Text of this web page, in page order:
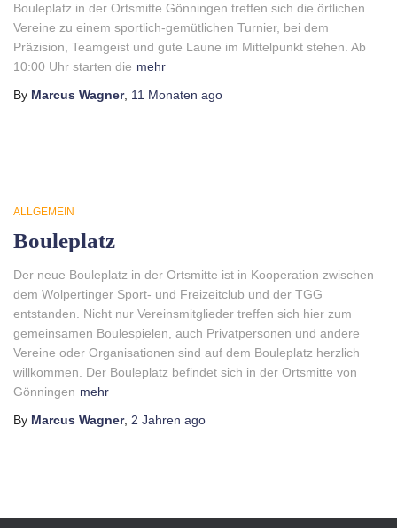
Bouleplatz in der Ortsmitte Gönningen treffen sich die örtlichen
Vereine zu einem sportlich-gemütlichen Turnier, bei dem
Präzision, Teamgeist und gute Laune im Mittelpunkt stehen. Ab
10:00 Uhr starten die mehr
By Marcus Wagner, 11 Monaten ago
ALLGEMEIN
Bouleplatz
Der neue Bouleplatz in der Ortsmitte ist in Kooperation zwischen
dem Wolpertinger Sport- und Freizeitclub und der TGG
entstanden. Nicht nur Vereinsmitglieder treffen sich hier zum
gemeinsamen Boulespielen, auch Privatpersonen und andere
Vereine oder Organisationen sind auf dem Bouleplatz herzlich
willkommen. Der Bouleplatz befindet sich in der Ortsmitte von
Gönningen mehr
By Marcus Wagner, 2 Jahren ago